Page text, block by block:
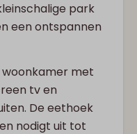
park
een ontspannen
woonkamer met
tv en
De eethoek
nodigt uit tot